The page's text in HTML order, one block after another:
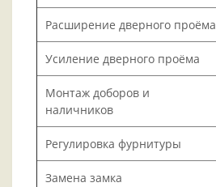
Расширение дверного проёма
Усиление дверного проёма
Монтаж доборов и
наличников
Регулировка фурнитуры
Замена замка